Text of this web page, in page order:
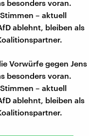
besonders voran.
– aktuell
ablehnt, bleiben als
Vorwürfe gegen Jens
besonders voran.
– aktuell
ablehnt, bleiben als